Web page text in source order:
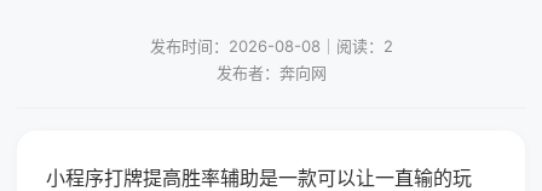
发布时间：2026-08-08｜阅读：2
发布者：奔向网
小程序打牌提高胜率辅助是一款可以让一直输的玩